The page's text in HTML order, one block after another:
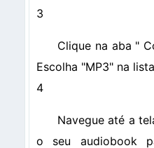
3
Clique na aba "
Escolha "MP3" na
4
Navegue até a
o seu audiobook